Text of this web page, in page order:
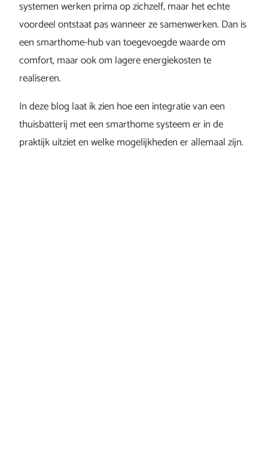
systemen werken prima op zichzelf, maar het echte
voordeel ontstaat pas wanneer ze samenwerken. Dan is
een smarthome-hub van toegevoegde waarde om
comfort, maar ook om lagere energiekosten te
realiseren.
In deze blog laat ik zien hoe een integratie van een
thuisbatterij met een smarthome systeem er in de
praktijk uitziet en welke mogelijkheden er allemaal zijn.